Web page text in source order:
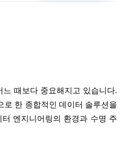
때보다 중요해지고 있습니다.
한 종합적인 데이터 솔루션을
엔지니어링의 환경과 수명 주